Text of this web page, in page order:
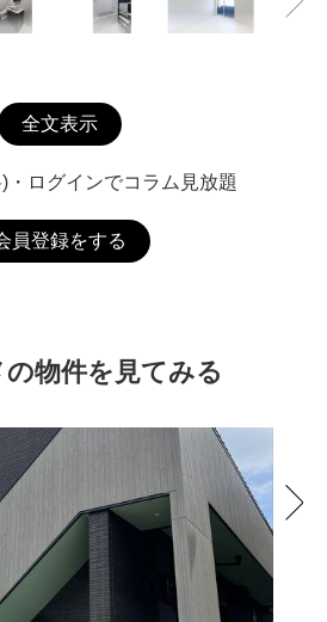
全文表示
・ログインでコラム見放題
員登録をする
物件を見てみる